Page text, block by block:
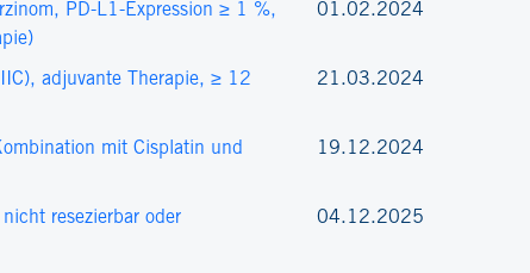
PD-L1-Expression ≥ 1 %,
01.02.2024
adjuvante Therapie, ≥ 12
21.03.2024
mit Cisplatin und
19.12.2024
resezierbar oder
04.12.2025